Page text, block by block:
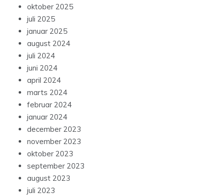
oktober 2025
juli 2025
januar 2025
august 2024
juli 2024
juni 2024
april 2024
marts 2024
februar 2024
januar 2024
december 2023
november 2023
oktober 2023
september 2023
august 2023
juli 2023